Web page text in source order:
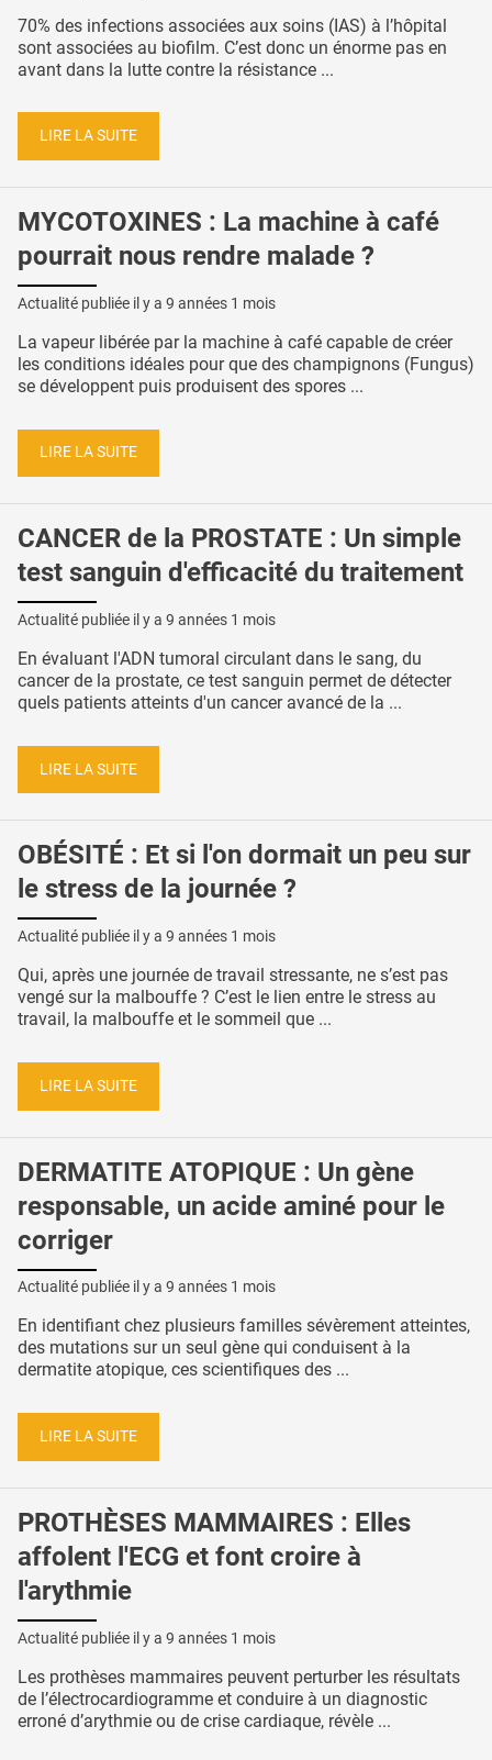
70% des infections associées aux soins (IAS) à l’hôpital
sont associées au biofilm. C’est donc un énorme pas en
avant dans la lutte contre la résistance ...
LIRE LA SUITE
MYCOTOXINES : La machine à café
pourrait nous rendre malade ?
Actualité publiée il y a 9 années 1 mois
La vapeur libérée par la machine à café capable de créer
les conditions idéales pour que des champignons (Fungus)
se développent puis produisent des spores ...
LIRE LA SUITE
CANCER de la PROSTATE : Un simple
test sanguin d'efficacité du traitement
Actualité publiée il y a 9 années 1 mois
En évaluant l'ADN tumoral circulant dans le sang, du
cancer de la prostate, ce test sanguin permet de détecter
quels patients atteints d'un cancer avancé de la ...
LIRE LA SUITE
OBÉSITÉ : Et si l'on dormait un peu sur
le stress de la journée ?
Actualité publiée il y a 9 années 1 mois
Qui, après une journée de travail stressante, ne s’est pas
vengé sur la malbouffe ? C’est le lien entre le stress au
travail, la malbouffe et le sommeil que ...
LIRE LA SUITE
DERMATITE ATOPIQUE : Un gène
responsable, un acide aminé pour le
corriger
Actualité publiée il y a 9 années 1 mois
En identifiant chez plusieurs familles sévèrement atteintes,
des mutations sur un seul gène qui conduisent à la
dermatite atopique, ces scientifiques des ...
LIRE LA SUITE
PROTHÈSES MAMMAIRES : Elles
affolent l'ECG et font croire à
l'arythmie
Actualité publiée il y a 9 années 1 mois
Les prothèses mammaires peuvent perturber les résultats
de l’électrocardiogramme et conduire à un diagnostic
erroné d’arythmie ou de crise cardiaque, révèle ...